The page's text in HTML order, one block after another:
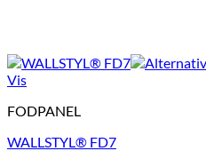
Vis
FODPANEL
WALLSTYL® FD7